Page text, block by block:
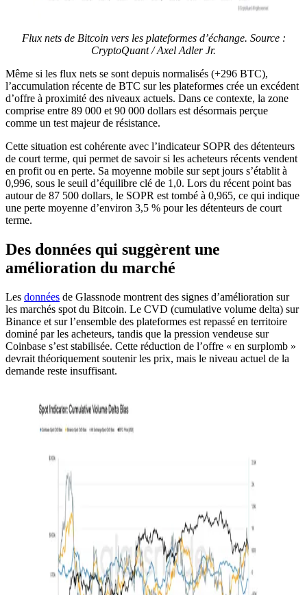
Flux nets de Bitcoin vers les plateformes d’échange. Source :
CryptoQuant / Axel Adler Jr.
Même si les flux nets se sont depuis normalisés (+296 BTC),
l’accumulation récente de BTC sur les plateformes crée un excédent
d’offre à proximité des niveaux actuels. Dans ce contexte, la zone
comprise entre 89 000 et 90 000 dollars est désormais perçue
comme un test majeur de résistance.
Cette situation est cohérente avec l’indicateur SOPR des détenteurs
de court terme, qui permet de savoir si les acheteurs récents vendent
en profit ou en perte. Sa moyenne mobile sur sept jours s’établit à
0,996, sous le seuil d’équilibre clé de 1,0. Lors du récent point bas
autour de 87 500 dollars, le SOPR est tombé à 0,965, ce qui indique
une perte moyenne d’environ 3,5 % pour les détenteurs de court
terme.
Des données qui suggèrent une
amélioration du marché
Les données de Glassnode montrent des signes d’amélioration sur
les marchés spot du Bitcoin. Le CVD (cumulative volume delta) sur
Binance et sur l’ensemble des plateformes est repassé en territoire
dominé par les acheteurs, tandis que la pression vendeuse sur
Coinbase s’est stabilisée. Cette réduction de l’offre « en surplomb »
devrait théoriquement soutenir les prix, mais le niveau actuel de la
demande reste insuffisant.